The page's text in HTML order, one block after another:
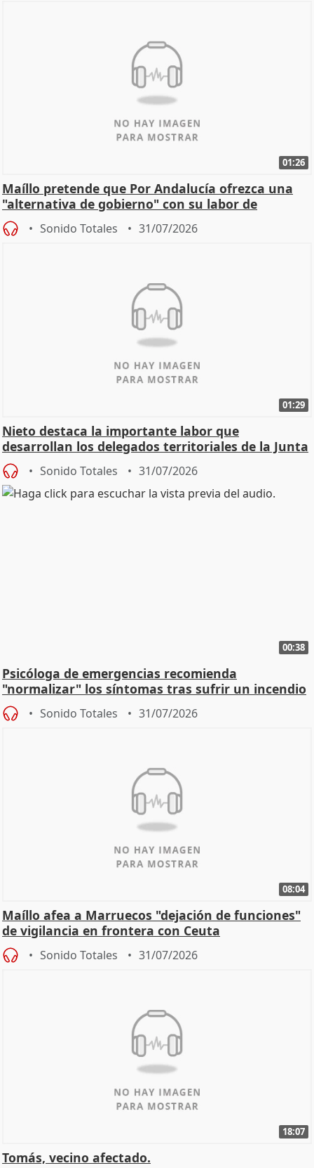
01:26
Maíllo pretende que Por Andalucía ofrezca una
"alternativa de gobierno" con su labor de
oposición
Sonido Totales 31/07/2026
01:29
Nieto destaca la importante labor que
desarrollan los delegados territoriales de la Junta
Sonido Totales 31/07/2026
00:38
Psicóloga de emergencias recomienda
"normalizar" los síntomas tras sufrir un incendio
Sonido Totales 31/07/2026
08:04
Maíllo afea a Marruecos "dejación de funciones"
de vigilancia en frontera con Ceuta
Sonido Totales 31/07/2026
18:07
Tomás, vecino afectado.